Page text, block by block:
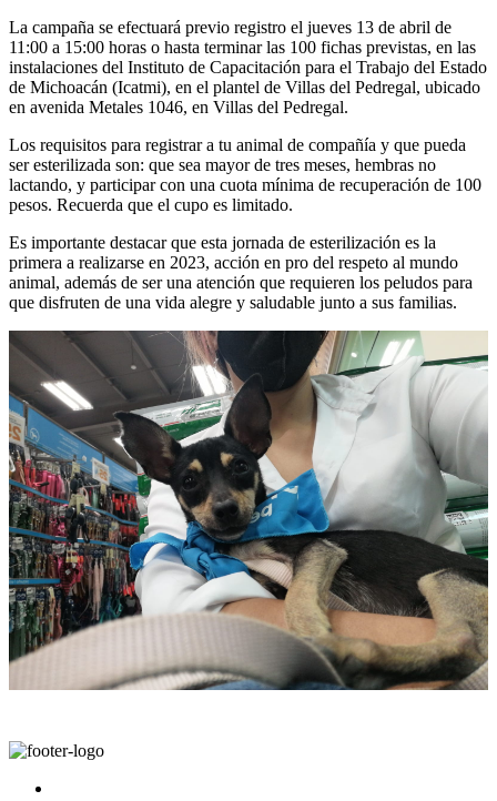
La campaña se efectuará previo registro el jueves 13 de abril de
11:00 a 15:00 horas o hasta terminar las 100 fichas previstas, en las
instalaciones del Instituto de Capacitación para el Trabajo del Estado
de Michoacán (Icatmi), en el plantel de Villas del Pedregal, ubicado
en avenida Metales 1046, en Villas del Pedregal.
Los requisitos para registrar a tu animal de compañía y que pueda
ser esterilizada son: que sea mayor de tres meses, hembras no
lactando, y participar con una cuota mínima de recuperación de 100
pesos. Recuerda que el cupo es limitado.
Es importante destacar que esta jornada de esterilización es la
primera a realizarse en 2023, acción en pro del respeto al mundo
animal, además de ser una atención que requieren los peludos para
que disfruten de una vida alegre y saludable junto a sus familias.